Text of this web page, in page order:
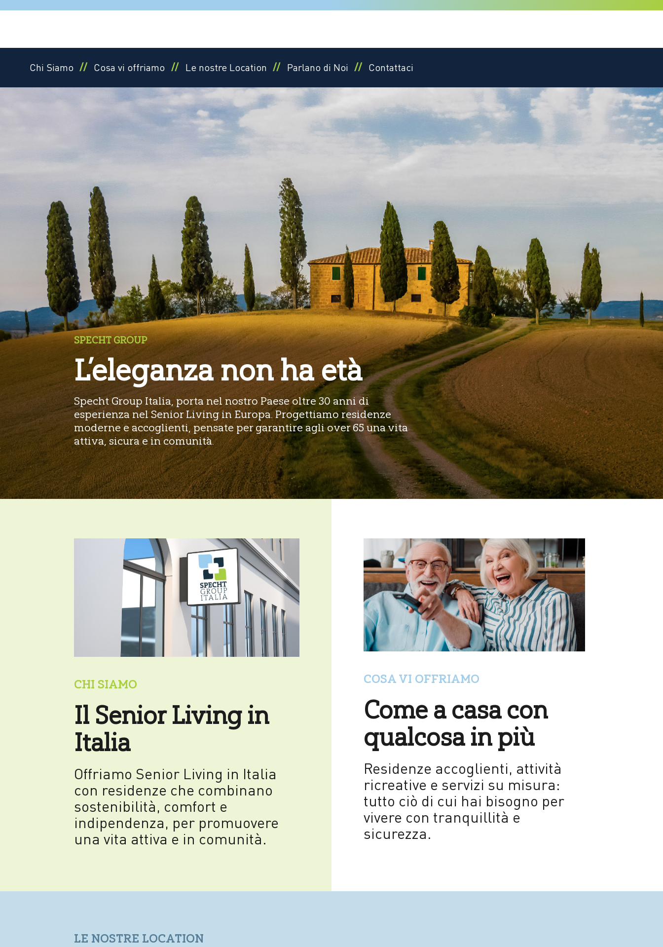
Chi Siamo Cosa vi offriamo Le nostre Location Parlano di Noi Contattaci
SPECHT GROUP
L’eleganza non ha età
Specht Group Italia, porta nel nostro Paese oltre 30 anni di
esperienza nel Senior Living in Europa. Progettiamo residenze
moderne e accoglienti, pensate per garantire agli over 65 una vita
attiva, sicura e in comunità.
CHI SIAMO
Il Senior Living in
Italia
Offriamo Senior Living in Italia
con residenze che combinano
sostenibilità, comfort e
indipendenza, per promuovere
una vita attiva e in comunità.
COSA VI OFFRIAMO
Come a casa con
qualcosa in più
Residenze accoglienti, attività
ricreative e servizi su misura:
tutto ciò di cui hai bisogno per
vivere con tranquillità e
sicurezza.
LE NOSTRE LOCATION